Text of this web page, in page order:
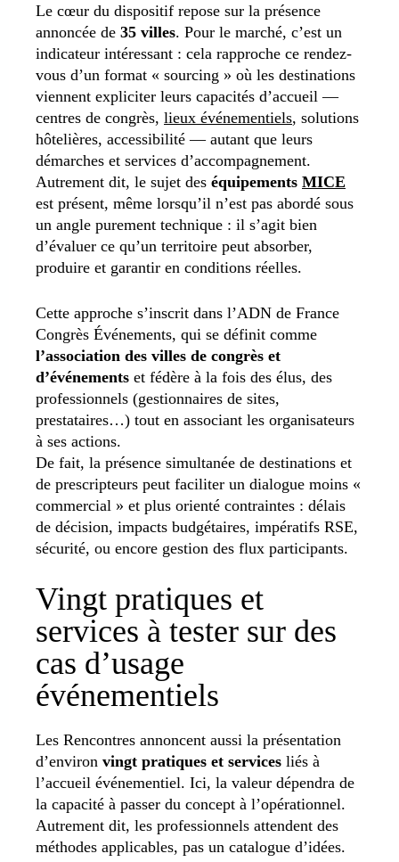
Le cœur du dispositif repose sur la présence
annoncée de 35 villes. Pour le marché, c’est un
indicateur intéressant : cela rapproche ce rendez-
vous d’un format « sourcing » où les destinations
viennent expliciter leurs capacités d’accueil —
centres de congrès, lieux événementiels, solutions
hôtelières, accessibilité — autant que leurs
démarches et services d’accompagnement.
Autrement dit, le sujet des équipements MICE
est présent, même lorsqu’il n’est pas abordé sous
un angle purement technique : il s’agit bien
d’évaluer ce qu’un territoire peut absorber,
produire et garantir en conditions réelles.
Cette approche s’inscrit dans l’ADN de France
Congrès Événements, qui se définit comme
l’association des villes de congrès et
d’événements et fédère à la fois des élus, des
professionnels (gestionnaires de sites,
prestataires…) tout en associant les organisateurs
à ses actions.
De fait, la présence simultanée de destinations et
de prescripteurs peut faciliter un dialogue moins «
commercial » et plus orienté contraintes : délais
de décision, impacts budgétaires, impératifs RSE,
sécurité, ou encore gestion des flux participants.
Vingt pratiques et
services à tester sur des
cas d’usage
événementiels
Les Rencontres annoncent aussi la présentation
d’environ vingt pratiques et services liés à
l’accueil événementiel. Ici, la valeur dépendra de
la capacité à passer du concept à l’opérationnel.
Autrement dit, les professionnels attendent des
méthodes applicables, pas un catalogue d’idées.